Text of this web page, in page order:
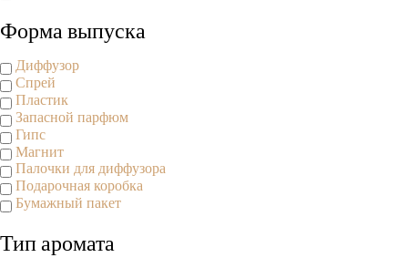
Форма выпуска
Диффузор
Спрей
Пластик
Запасной парфюм
Гипс
Магнит
Палочки для диффузора
Подарочная коробка
Бумажный пакет
Тип аромата